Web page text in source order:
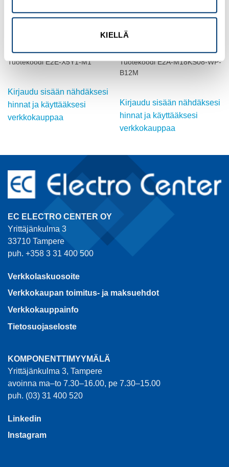
KIELLÄ
suojattu
Tuotekoodi E2E-X5Y1-M1
Kirjaudu sisään nähdäksesi
hinnat ja käyttääksesi
verkkokauppaa
OMRON
DC, suojattu
Tuotekoodi E2A-M18KS08-WP-
B12M
Kirjaudu sisään nähdäksesi
hinnat ja käyttääksesi
verkkokauppaa
EC ELECTRO CENTER OY
Yrittäjänkulma 3
33710 Tampere
puh. +358 3 31 400 500
Verkkolaskuosoite
Verkkokaupan toimitus- ja maksuehdot
Verkkokauppainfo
Tietosuojaseloste
KOMPONENTTIMYYMÄLÄ
Yrittäjänkulma 3, Tampere
avoinna ma–to 7.30–16.00, pe 7.30–15.00
puh. (03) 31 400 520
Linkedin
Instagram